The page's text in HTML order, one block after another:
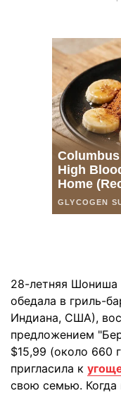
28-летняя Шониша
обедала в гриль-
Индиана, США),
предложением
$15,99 (около 660
пригласила к
свою семью. Когда